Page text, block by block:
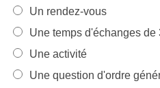
Un rendez-vous
Une temps d'échanges de
Une activité
Une question d'ordre